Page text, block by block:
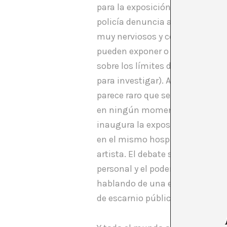
para la exposición de fin de
policía denuncia a la artista.
muy nerviosos y contratan a
pueden exponer o no. La
sobre los límites del arte, los
para investigar). Al mismo
parece raro que sea
en ningún momento. Pasan los
inaugura la exposición. La
en el mismo hospital. También
artista. El debate se va
personal y el poder en los
hablando de una estudiante
de escarnio público.